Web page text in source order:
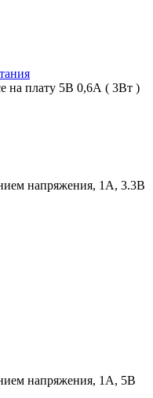
на плату 5В 0,6А ( 3Вт )
напряжения, 1А, 3.3В
напряжения, 1А, 5В